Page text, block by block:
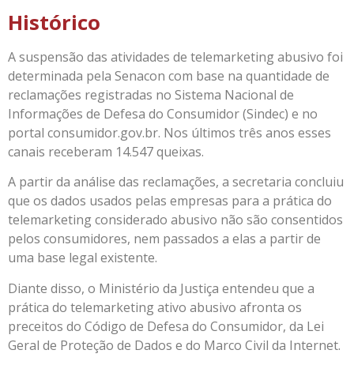
Histórico
A suspensão das atividades de telemarketing abusivo foi
determinada pela Senacon com base na quantidade de
reclamações registradas no Sistema Nacional de
Informações de Defesa do Consumidor (Sindec) e no
portal consumidor.gov.br. Nos últimos três anos esses
canais receberam 14.547 queixas.
A partir da análise das reclamações, a secretaria concluiu
que os dados usados pelas empresas para a prática do
telemarketing considerado abusivo não são consentidos
pelos consumidores, nem passados a elas a partir de
uma base legal existente.
Diante disso, o Ministério da Justiça entendeu que a
prática do telemarketing ativo abusivo afronta os
preceitos do Código de Defesa do Consumidor, da Lei
Geral de Proteção de Dados e do Marco Civil da Internet.